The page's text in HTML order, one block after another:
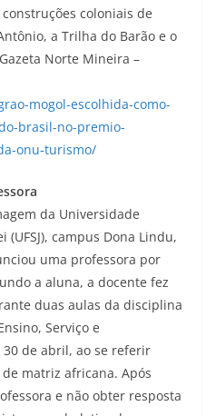
coloniais de
a Trilha do Barão e o
Norte Mineira –
mogol-escolhida-como-
brasil-no-premio-
onu-turismo/
da Universidade
(UFSJ), campus Dona Lindu,
uma professora por
a aluna, a docente fez
duas aulas da disciplina
Serviço e
de abril, ao se referir
matriz africana. Após
e não obter resposta